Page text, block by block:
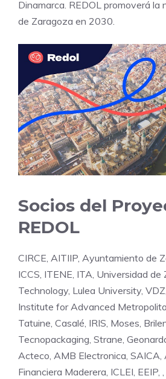
Dinamarca. REDOL promoverá la
de Zaragoza en 2030.
Socios del
REDOL
CIRCE, AITIIP, Ayuntamiento de
ICCS, ITENE, ITA, Universidad
Technology, Lulea University,
Institute for Advanced
Tatuine, Casalé, IRIS, Moses,
Tecnopackaging, Strane,
Acteco, AMB Electronica, SAICA,
Financiera Maderera, ICLEI, EEIP,